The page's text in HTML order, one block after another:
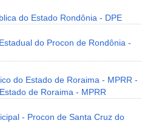
do Estado Rondônia - DPE
do Procon de Rondônia -
do Estado de Roraima - MPRR -
de Roraima - MPRR
- Procon de Santa Cruz do